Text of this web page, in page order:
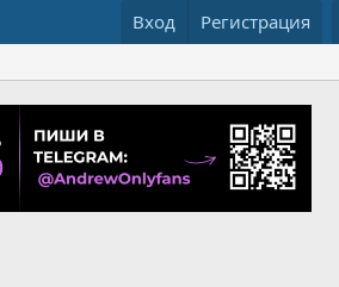
Вход Регистрация